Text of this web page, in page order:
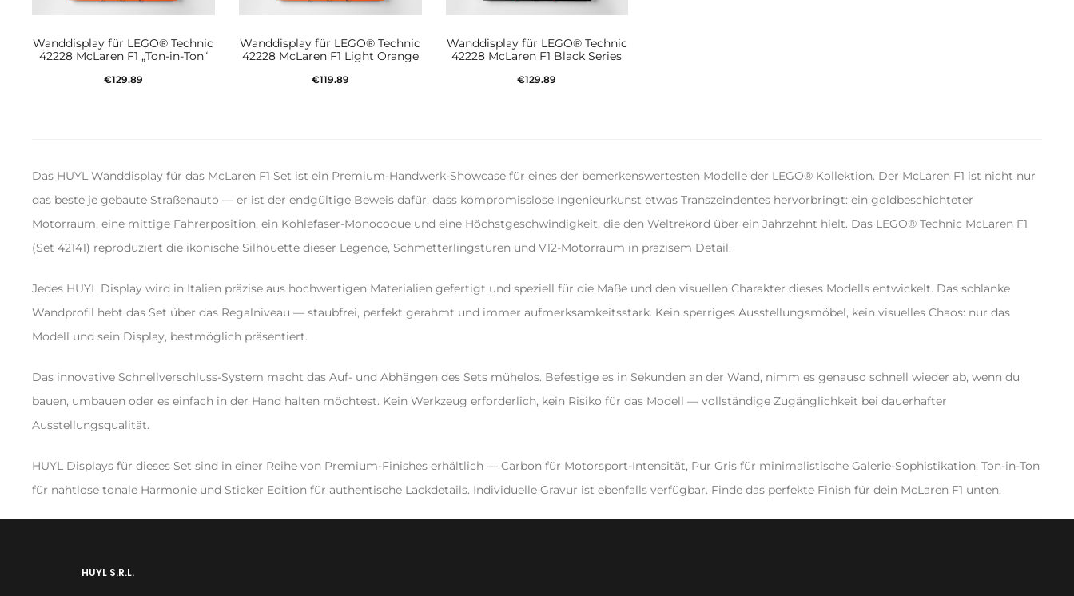
Wanddisplay für LEGO® Technic
42228 McLaren F1 „Ton-in-Ton“
€129.89
Wanddisplay für LEGO® Technic
42228 McLaren F1 Light Orange
€119.89
Wanddisplay für LEGO® Technic
42228 McLaren F1 Black Series
€129.89
Das HUYL Wanddisplay für das McLaren F1 Set ist ein Premium-Handwerk-Showcase für eines der bemerkenswertesten Modelle der LEGO® Kollektion. Der McLaren F1 ist nicht nur
das beste je gebaute Straßenauto — er ist der endgültige Beweis dafür, dass kompromisslose Ingenieurkunst etwas Transzeindentes hervorbringt: ein goldbeschichteter
Motorraum, eine mittige Fahrerposition, ein Kohlefaser-Monocoque und eine Höchstgeschwindigkeit, die den Weltrekord über ein Jahrzehnt hielt. Das LEGO® Technic McLaren F1
(Set 42141) reproduziert die ikonische Silhouette dieser Legende, Schmetterlingstüren und V12-Motorraum in präzisem Detail.
Jedes HUYL Display wird in Italien präzise aus hochwertigen Materialien gefertigt und speziell für die Maße und den visuellen Charakter dieses Modells entwickelt. Das schlanke
Wandprofil hebt das Set über das Regalniveau — staubfrei, perfekt gerahmt und immer aufmerksamkeitsstark. Kein sperriges Ausstellungsmöbel, kein visuelles Chaos: nur das
Modell und sein Display, bestmöglich präsentiert.
Das innovative Schnellverschluss-System macht das Auf- und Abhängen des Sets mühelos. Befestige es in Sekunden an der Wand, nimm es genauso schnell wieder ab, wenn du
bauen, umbauen oder es einfach in der Hand halten möchtest. Kein Werkzeug erforderlich, kein Risiko für das Modell — vollständige Zugänglichkeit bei dauerhafter
Ausstellungsqualität.
HUYL Displays für dieses Set sind in einer Reihe von Premium-Finishes erhältlich — Carbon für Motorsport-Intensität, Pur Gris für minimalistische Galerie-Sophistikation, Ton-in-Ton
für nahtlose tonale Harmonie und Sticker Edition für authentische Lackdetails. Individuelle Gravur ist ebenfalls verfügbar. Finde das perfekte Finish für dein McLaren F1 unten.
HUYL S.R.L.